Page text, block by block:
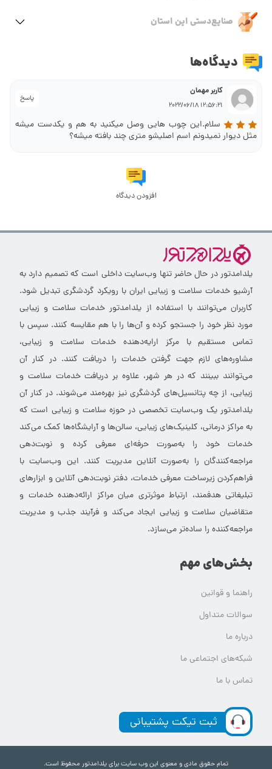
صنایع‌دستی این استان
دیدگاه‌ها
پاسخ
کاربر مهمان
12:56:21 2022/06/18
سلام.این چوب هایی وصل میکنید به هم و یکدست میشه
مثل دیوار نمیدونم اسم اصلیشو متری چند بافته میشه؟
افزودن دیدگاه
یلدامدتور در حال حاضر تنها وب‌سایت داخلی است که تصمیم دارد به
آرشیو خدمات سلامت و زیبایی ایران با رویکرد گردشگری تبدیل شود.
کاربران می‌توانند با استفاده از یلدامدتور خدمات سلامت و زیبایی
مورد نظر خود را جستجو کرده و آن‌ها را با هم مقایسه کنند. سپس با
تماس مستقیم با مرکز ارایه‌دهنده خدمات سلامت و زیبایی،
مشاوره‌های لازم جهت گرفتن خدمات را دریافت کنند. در کنار آن
می‌توانند ببینند که در هر شهر، علاوه بر دریافت خدمات سلامت و
زیبایی، از چه پتانسیل‌های گردشگری نیز بهره‌مند می‌شوند. در کنار آن
یلدامدتور یک وب‌سایت تخصصی در حوزه سلامت و زیبایی است که
به مراکز درمانی، کلینیک‌های زیبایی، سالن‌ها و آرایشگاه‌ها کمک می‌کند
خدمات خود را به‌صورت حرفه‌ای معرفی کرده و نوبت‌دهی
مراجعه‌کنندگان را به‌صورت آنلاین مدیریت کنند. این وب‌سایت با
فراهم‌کردن زیرساخت معرفی خدمات، دفتر نوبت‌دهی آنلاین و ابزارهای
تبلیغاتی هدفمند، ارتباط موثرتری میان مراکز ارائه‌دهنده خدمات و
متقاضیان سلامت و زیبایی ایجاد می‌کند و فرآیند جذب و مدیریت
مراجعه‌کننده را ساده‌تر می‌سازد.
بخش‌های مهم
راهنما و قوانین
سوالات متداول
درباره ما
شبکه‌های اجتماعی ما
تماس با ما
ثبت تیکت پشتیبانی
تمام حقوق مادی و معنوی این وب سایت برای یلدامدتور محفوظ است.